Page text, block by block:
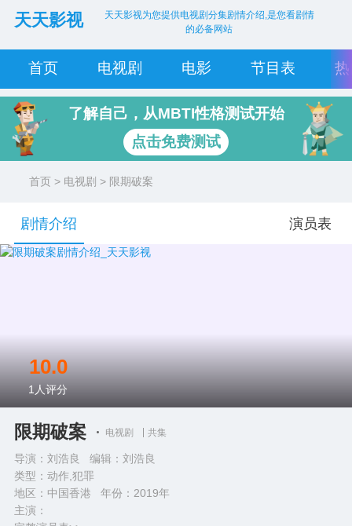
天天影视
天天影视为您提供电视剧分集剧情介绍,是您看剧情
的必备网站
首页 电视剧 电影 节目表
了解自己，从MBTI性格测试开始
点击免费测试
首页 > 电视剧 > 限期破案
剧情介绍 演员表
限期破案 电视剧 共集
导演：刘浩良 编辑：刘浩良
类型： 动作,犯罪
地区：中国香港 年份： 2019年
主演：
10.0
1 人评分